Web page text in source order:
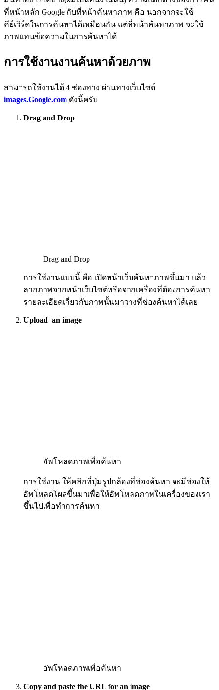
ที่หน้าหลัก Google กับที่หน้าค้นหาภาพ คือ นอกจากจะใช้
คีย์เวิร์ดในการค้นหาได้เหมือนกัน แต่ที่หน้าค้นหาภาพ จะใช้
ภาพแทนข้อความในการค้นหาได้
การใช้งานงานค้นหาด้วยภาพ
สามารถใช้งานได้ 4 ช่องทาง ผ่านทางเว็บไซต์
images.Google.com ดังนี้ครับ
Drag and Drop
Drag and Drop
การใช้งานแบบนี้ คือ เปิดหน้าเว็บค้นหาภาพขึ้นมา แล้ว
ลากภาพจากหน้าเว็บไซต์หรือจากเครื่องที่ต้องการค้นหา
รายละเอียดเกี่ยวกับภาพนั้นมาวางที่ช่องค้นหาได้เลย
Upload an image
อัพโหลดภาพเพื่อค้นหา
การใช้งาน ให้คลิกที่ปุ่มรูปกล้องที่ช่องค้นหา จะมีช่องให้
อัพโหลดโผล่ขึ้นมาเพื่อให้อัพโหลดภาพในเครื่องของเรา
ขึ้นไปเพื่อทำการค้นหา
อัพโหลดภาพเพื่อค้นหา
Copy and paste the URL for an image